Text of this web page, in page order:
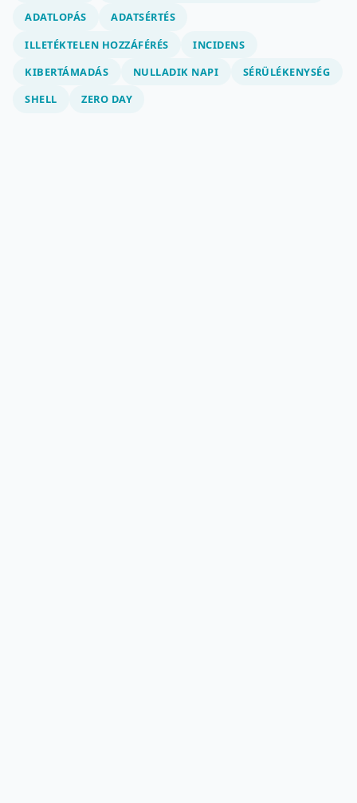
ADATLOPÁS
ADATSÉRTÉS
ILLETÉKTELEN HOZZÁFÉRÉS
INCIDENS
KIBERTÁMADÁS
NULLADIK NAPI
SÉRÜLÉKENYSÉG
SHELL
ZERO DAY